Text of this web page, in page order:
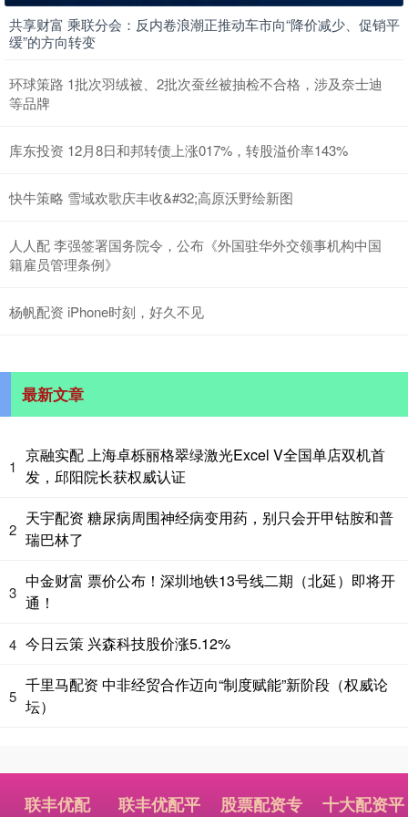
共享财富 乘联分会：反内卷浪潮正推动车市向“降价减少、促销平
缓”的方向转变
环球策路 1批次羽绒被、2批次蚕丝被抽检不合格，涉及奈士迪
等品牌
库东投资 12月8日和邦转债上涨017%，转股溢价率143%
快牛策略 雪域欢歌庆丰收&#32;高原沃野绘新图
人人配 李强签署国务院令，公布《外国驻华外交领事机构中国
籍雇员管理条例》
杨帆配资 iPhone时刻，好久不见
最新文章
1
京融实配 上海卓栎丽格翠绿激光Excel V全国单店双机首
发，邱阳院长获权威认证
2
天宇配资 糖尿病周围神经病变用药，别只会开甲钴胺和普
瑞巴林了
3
中金财富 票价公布！深圳地铁13号线二期（北延）即将开
通！
4 今日云策 兴森科技股价涨5.12%
5
千里马配资 中非经贸合作迈向“制度赋能”新阶段（权威论
坛）
联丰优配
联丰优配平
股票配资专
十大配资平